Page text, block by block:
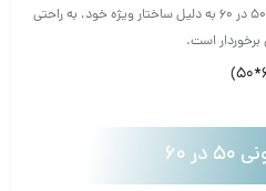
عدم تغییر شکل: شیلنگ سیلیکونی 50 در 60 به دلیل ساختار ویژه خود، به راحتی
برخوردار است.
60